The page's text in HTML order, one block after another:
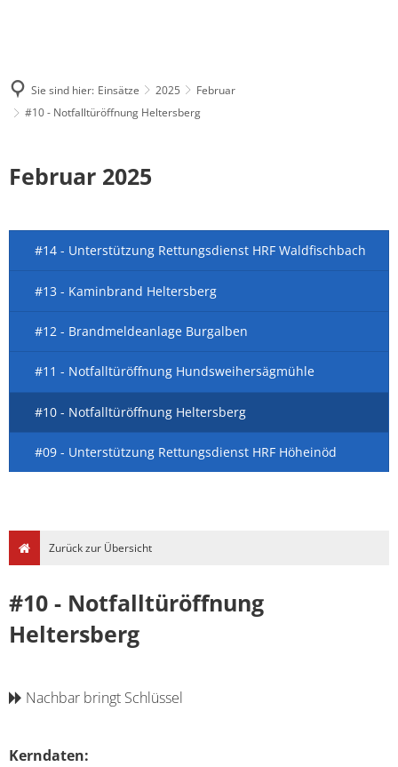
Sie sind hier: Einsätze 2025
Februar
#10 - Notfalltüröffnung Heltersberg
Februar 2025
#14 - Unterstützung Rettungsdienst HRF Waldfischbach
#13 - Kaminbrand Heltersberg
#12 - Brandmeldeanlage Burgalben
#11 - Notfalltüröffnung Hundsweihersägmühle
#10 - Notfalltüröffnung Heltersberg
#09 - Unterstützung Rettungsdienst HRF Höheinöd
Zurück zur Übersicht
#10 - Notfalltüröffnung
Heltersberg
Nachbar bringt Schlüssel
Kerndaten: